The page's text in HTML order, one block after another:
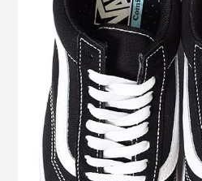
スニーカー診断 プライバシーポリシー
SEARCH SNEAKER